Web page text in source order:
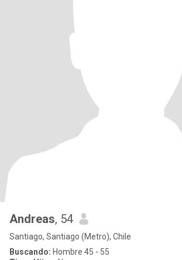
Andreas, 54
Santiago, Santiago (Metro), Chile
Buscando: Hombre 45 - 55